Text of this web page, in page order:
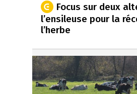
Focus sur deux
l’ensileuse pour la
l’herbe